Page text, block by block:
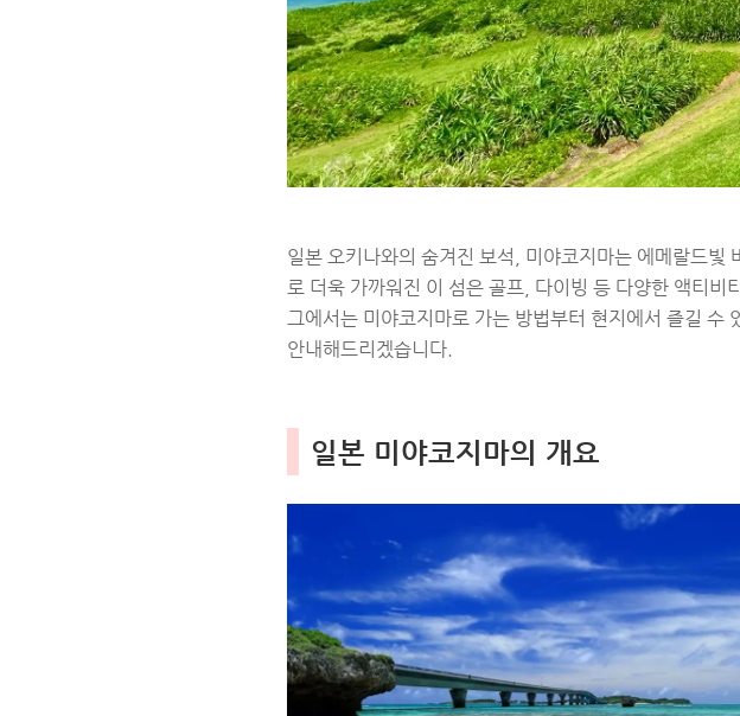
일본 오키나와의 숨겨진 보석, 미야코지마는 에메랄드
로 더욱 가까워진 이 섬은 골프, 다이빙 등 다양한 액티
그에서는 미야코지마로 가는 방법부터 현지에서 즐길 수
안내해드리겠습니다.
일본 미야코지마의 개요